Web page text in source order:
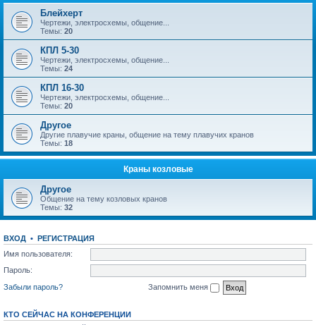
Блейхерт
Чертежи, электросхемы, общение...
Темы: 20
КПЛ 5-30
Чертежи, электросхемы, общение...
Темы: 24
КПЛ 16-30
Чертежи, электросхемы, общение...
Темы: 20
Другое
Другие плавучие краны, общение на тему плавучих кранов
Темы: 18
Краны козловые
Другое
Общение на тему козловых кранов
Темы: 32
ВХОД • РЕГИСТРАЦИЯ
Имя пользователя:
Пароль:
Забыли пароль?
Запомнить меня
КТО СЕЙЧАС НА КОНФЕРЕНЦИИ